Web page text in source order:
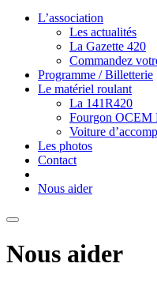
L’association
Les actualités
La Gazette 420
Commandez
Programme / Billetterie
Le matériel roulant
La 141R420
Fourgon OCEM
Voiture
Les photos
Contact
Nous aider
Nous aider